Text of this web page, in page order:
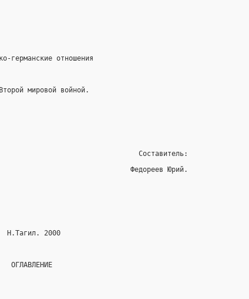
германские отношения
мировой войной.
Составитель:
Федореев Юрий.
Н.Тагил. 2000
ОГЛАВЛЕНИЕ